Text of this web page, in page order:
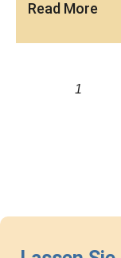
Read More
1